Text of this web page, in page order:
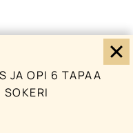
reseptit
JA OPI 6 TAPAA
SOKERI